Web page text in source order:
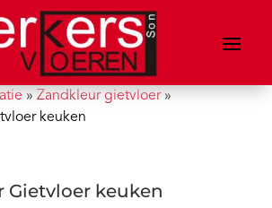
» Zandkleur gietvloer»
keuken
Gietvloer keuken